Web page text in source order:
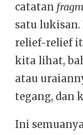
catatan
satu
relief-relief
kita lihat,
atau
tegang, dan
Ini